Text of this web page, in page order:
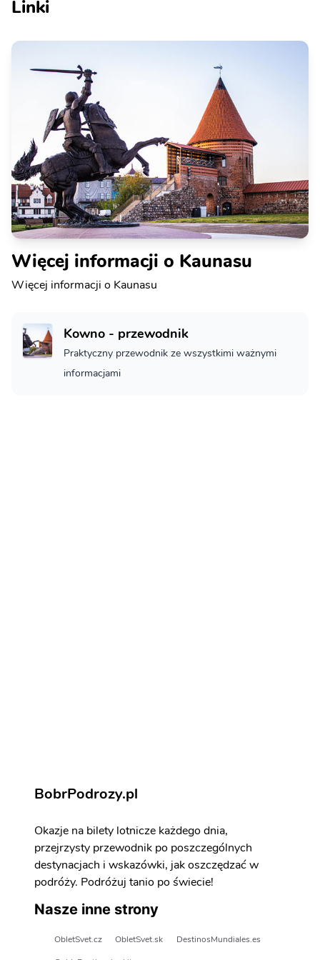
Linki
Więcej informacji o Kaunasu
Więcej informacji o Kaunasu
Kowno - przewodnik
Praktyczny przewodnik ze wszystkimi ważnymi
informacjami
BobrPodrozy.pl
Okazje na bilety lotnicze każdego dnia,
przejrzysty przewodnik po poszczególnych
destynacjach i wskazówki, jak oszczędzać w
podróży. Podróżuj tanio po świecie!
Nasze inne strony
ObletSvet.cz ObletSvet.sk
DestinosMundiales.es